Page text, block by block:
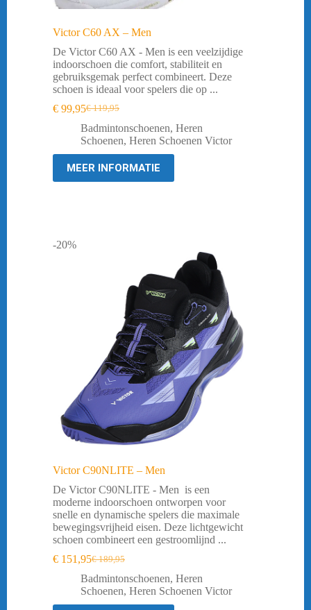
Victor C60 AX – Men
De Victor C60 AX - Men is een veelzijdige
indoorschoen die comfort, stabiliteit en
gebruiksgemak perfect combineert. Deze
schoen is ideaal voor spelers die op ...
€119,95
Oorspronkelijke
prijs
was:
€ 119,95.
€ 99,95Huidige
prijs
is:
€ 99,95.
Badmintonschoenen, Heren
Schoenen, Heren Schoenen Victor
MEER INFORMATIE
-20%
Victor C90NLITE – Men
De Victor C90NLITE - Men is een
moderne indoorschoen ontworpen voor
snelle en dynamische spelers die maximale
bewegingsvrijheid eisen. Deze lichtgewicht
schoen combineert een gestroomlijnd ...
€189,95
Oorspronkelijke
prijs
was:
€ 189,95.
€ 151,95Huidige
prijs
is:
€ 151,95.
Badmintonschoenen, Heren
Schoenen, Heren Schoenen Victor